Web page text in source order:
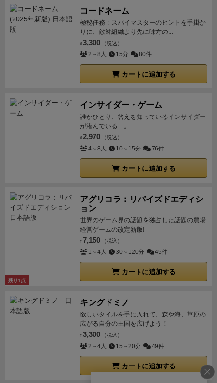
コードネーム
極秘任務：スパイマスターのヒントを手掛か
りに、敵対組織より先に味方の...
¥ 3,300 （税込）
2～8人 15分 80件
カートに追加する
インサイダー・ゲーム
誰かひとり、答えを知っているインサイダー
が潜んでいる…。
¥ 2,970 （税込）
4～8人 10～15分 76件
カートに追加する
残り1点
アグリコラ：リバイズドエディシ
ョン
世界のゲーム界の話題を独占した話題の農場
経営ゲームの改定新版!
¥ 7,150 （税込）
1～4人 30～120分 45件
カートに追加する
キングドミノ
欲しいタイルを手に入れて、森や海、草原の
広がる自分の王国を広げよう！
¥ 3,300 （税込）
2～4人 15～20分 49件
カートに追加する